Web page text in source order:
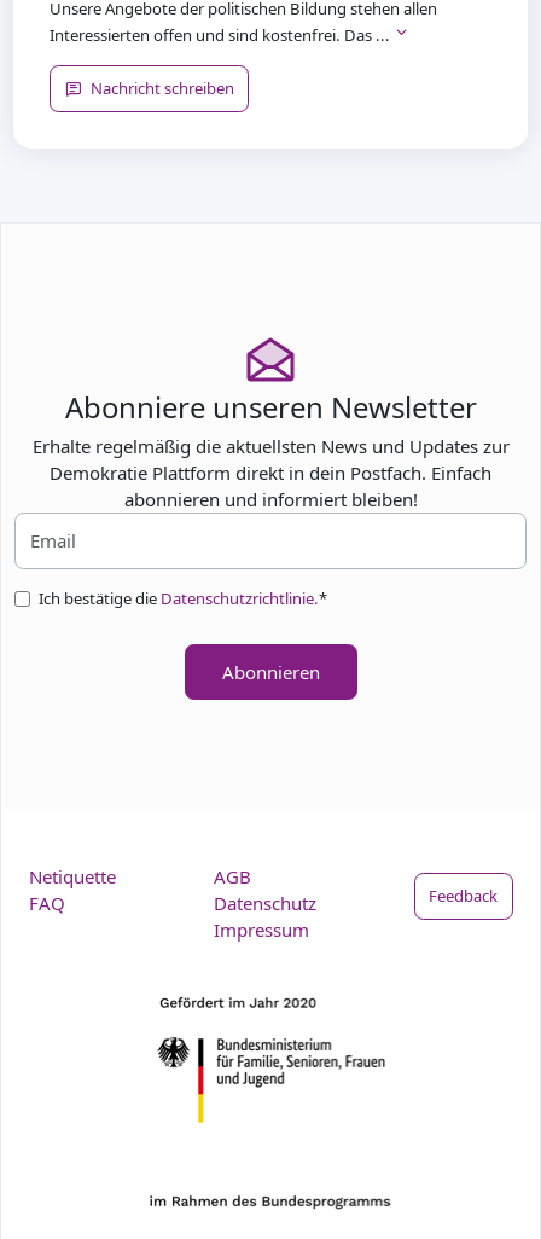
Unsere Angebote der politischen Bildung stehen allen
Interessierten offen und sind kostenfrei. Das ...
Nachricht schreiben
Abonniere unseren Newsletter
Erhalte regelmäßig die aktuellsten News und Updates zur
Demokratie Plattform direkt in dein Postfach. Einfach
abonnieren und informiert bleiben!
Ich bestätige die Datenschutzrichtlinie.*
Abonnieren
Netiquette
FAQ
AGB
Datenschutz
Impressum
Feedback